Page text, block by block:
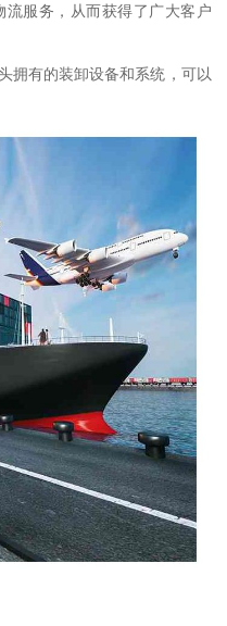
服务，从而获得了广大客户
拥有的装卸设备和系统，可以